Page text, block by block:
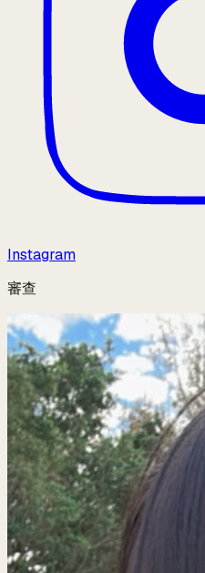
Instagram
審查